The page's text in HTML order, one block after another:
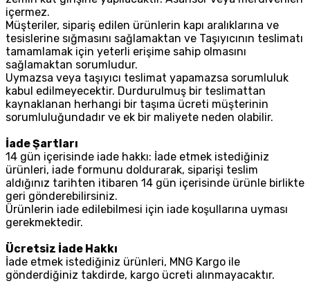
içermez.
Müşteriler, sipariş edilen ürünlerin kapı aralıklarına ve
tesislerine sığmasını sağlamaktan ve Taşıyıcının teslimatı
tamamlamak için yeterli erişime sahip olmasını
sağlamaktan sorumludur.
Uymazsa veya taşıyıcı teslimat yapamazsa sorumluluk
kabul edilmeyecektir. Durdurulmuş bir teslimattan
kaynaklanan herhangi bir taşıma ücreti müşterinin
sorumluluğundadır ve ek bir maliyete neden olabilir.
İade Şartları
14 gün içerisinde iade hakkı: İade etmek istediğiniz
ürünleri, iade formunu doldurarak, siparişi teslim
aldığınız tarihten itibaren 14 gün içerisinde ürünle birlikte
geri gönderebilirsiniz.
Ürünlerin iade edilebilmesi için iade koşullarına uyması
gerekmektedir.
Ücretsiz İade Hakkı
İade etmek istediğiniz ürünleri, MNG Kargo ile
gönderdiğiniz takdirde, kargo ücreti alınmayacaktır.